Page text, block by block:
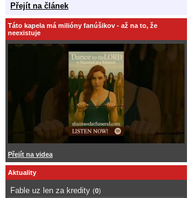
Přejít na článek
Táto kapela má milióny fanúšikov - až na to, že
neexistuje
Přejít na videa
Aktuality
Fable uz len za kredity (0)